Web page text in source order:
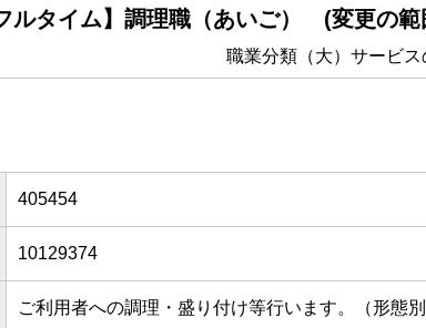
ルタイム】調理職（あいご） (変更の範
職業分類（大）サービ
405454
10129374
ご利用者への調理・盛り付け等行います。（形態別